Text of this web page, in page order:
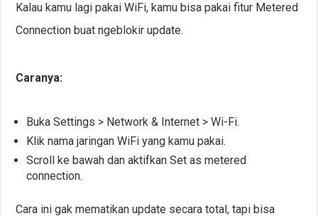
Kalau kamu lagi pakai WiFi, kamu bisa pakai fitur Metered
Connection buat ngeblokir update.
Caranya:
Buka Settings > Network & Internet > Wi-Fi.
Klik nama jaringan WiFi yang kamu pakai.
Scroll ke bawah dan aktifkan Set as metered
connection.
Cara ini gak mematikan update secara total, tapi bisa